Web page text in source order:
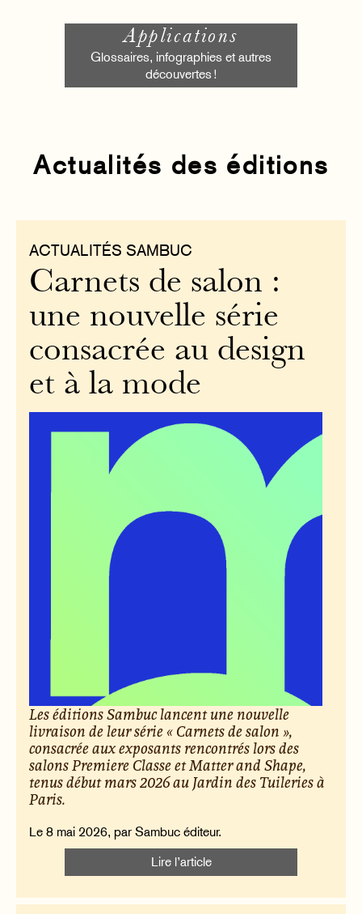
Applications
Glossaires, infographies et autres
découvertes !
Actualités des éditions
ACTUALITÉS SAMBUC
Carnets de salon :
une nouvelle série
consacrée au design
et à la mode
Les éditions Sambuc lancent une nouvelle
livraison de leur série « Carnets de salon »,
consacrée aux exposants rencontrés lors des
salons Premiere Classe et Matter and Shape,
tenus début mars 2026 au Jardin des Tuileries à
Paris.
Le 8 mai 2026, par Sambuc éditeur.
Lire l’article